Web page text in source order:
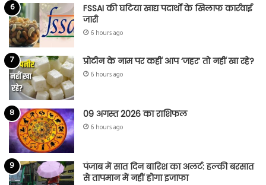
FSSAI की घटिया खाद्य पदार्थों के खिलाफ कार्रवाई
जारी
6 hours ago
प्रोटीन के नाम पर कहीं आप ‘जहर’ तो नहीं खा रहे?
6 hours ago
09 अगस्त 2026 का राशिफल
6 hours ago
पंजाब में सात दिन बारिश का अलर्ट: हल्की बरसात
से तापमान में नहीं होगा इजाफा